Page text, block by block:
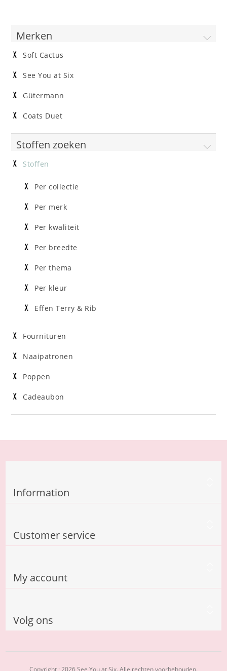
Merken
Soft Cactus
See You at Six
Gütermann
Coats Duet
Stoffen zoeken
Stoffen
Per collectie
Per merk
Per kwaliteit
Per breedte
Per thema
Per kleur
Effen Terry & Rib
Fournituren
Naaipatronen
Poppen
Cadeaubon
Information
Customer service
My account
Volg ons